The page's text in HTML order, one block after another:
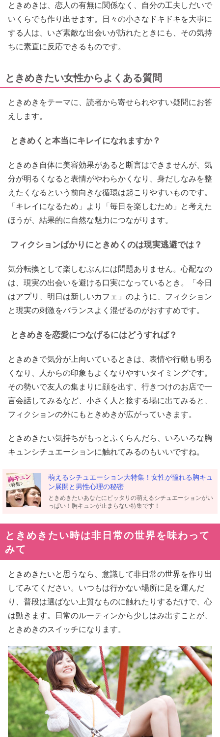
ときめきは、恋人の有無に関係なく、自分の工夫しだいで
いくらでも作り出せます。日々の小さなドキドキを大事に
する人は、いざ素敵な出会いが訪れたときにも、その気持
ちに素直に反応できるものです。
ときめきたい女性からよくある質問
ときめきをテーマに、読者から寄せられやすい疑問にお答
えします。
ときめくと本当にキレイになれますか？
ときめき自体に美容効果があると断言はできませんが、気
分が明るくなると表情がやわらかくなり、身だしなみを整
えたくなるという前向きな循環は起こりやすいものです。
「キレイになるため」より「毎日を楽しむため」と考えた
ほうが、結果的に自然な魅力につながります。
フィクションばかりにときめくのは現実逃避では？
気分転換として楽しむぶんには問題ありません。心配なの
は、現実の出会いを避ける口実になっているとき。「今日
はアプリ、明日は新しいカフェ」のように、フィクション
と現実の刺激をバランスよく混ぜるのがおすすめです。
ときめきを恋愛につなげるにはどうすれば？
ときめきで気分が上向いているときは、表情や行動も明る
くなり、人からの印象もよくなりやすいタイミングです。
その勢いで友人の集まりに顔を出す、行きつけのお店で一
言会話してみるなど、小さく人と接する場に出てみると、
フィクションの外にもときめきが広がっていきます。
ときめきたい気持ちがもっとふくらんだら、いろいろな胸
キュンシチュエーションに触れてみるのもいいですね。
萌えるシチュエーション大特集！女性が憧れる胸キュ
ン展開と男性心理の秘密
ときめきたいあなたにピッタリの萌えるシチュエーションがい
っぱい！胸キュンが止まらない特集です！
ときめきたい時は非日常の世界を味わって
みて
ときめきたいと思うなら、意識して非日常の世界を作り出
してみてください。いつもは行かない場所に足を運んだ
り、普段は選ばない上質なものに触れたりするだけで、心
は動きます。日常のルーティンから少しはみ出すことが、
ときめきのスイッチになります。